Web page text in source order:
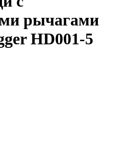
рычагами
HD001-5